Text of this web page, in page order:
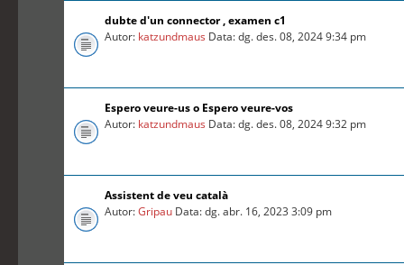
dubte d'un connector , examen c1
Autor: katzundmaus Data: dg. des. 08, 2024 9:34 pm
Espero veure-us o Espero veure-vos
Autor: katzundmaus Data: dg. des. 08, 2024 9:32 pm
Assistent de veu català
Autor:Gripau Data: dg. abr. 16, 2023 3:09 pm